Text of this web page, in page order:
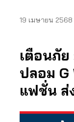
19 เมษายน 2568
เตือนภัย
ปลอม G
แฟชั่น ส่